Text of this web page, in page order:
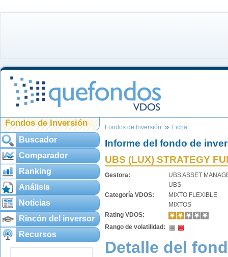
Fondos de Inversión
Buscador
Comparador
Ranking
Análisis
Noticias
Rincón del inversor
Recursos
Fondos de Inversión Ficha
Informe del fondo de
UBS (LUX) STRATEGY
Gestora:
UBS ASSET
UBS
Categoría VDOS:
MIXTO FLEXIBLE
MIXTOS
Rating VDOS:
Rango de volatilidad:
Detalle del